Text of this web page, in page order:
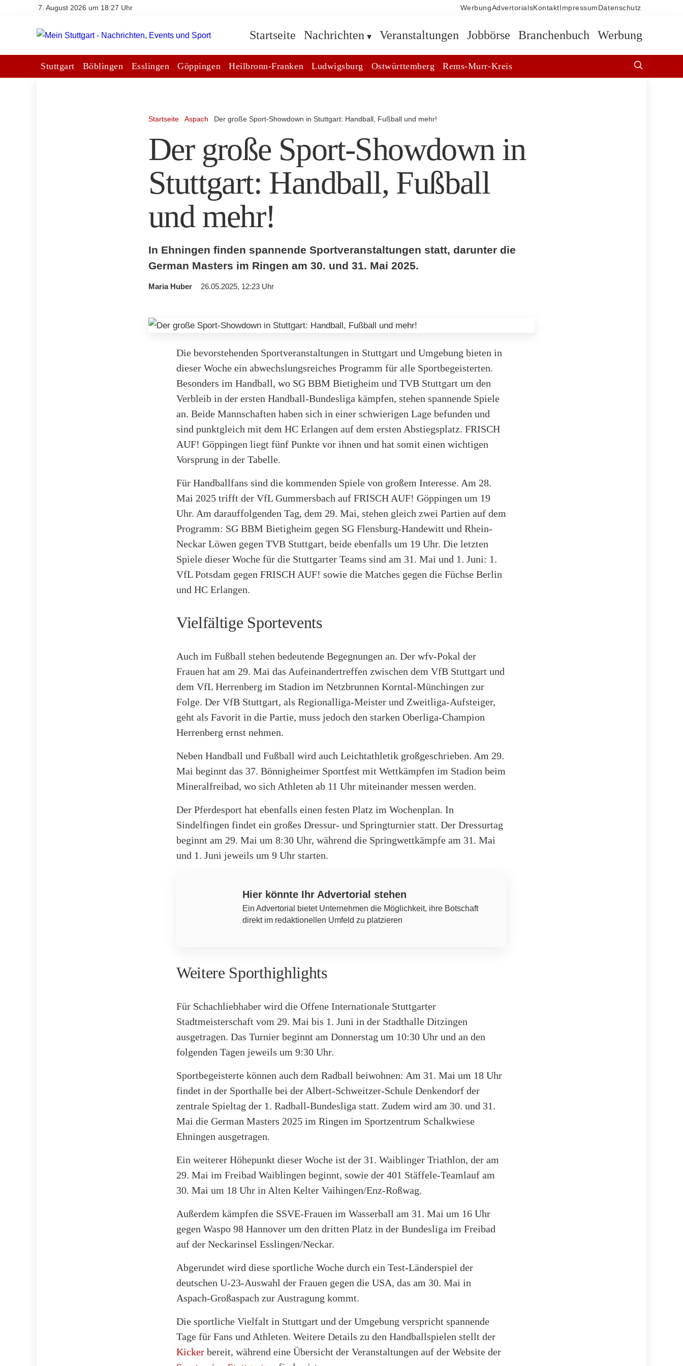
7. August 2026 um 18:27 Uhr WerbungAdvertorialsKontakt Impressum Datenschutz
Startseite Nachrichten Veranstaltungen Jobbörse Branchenbuch Werbung
Stuttgart Böblingen Esslingen Göppingen Heilbronn-Franken Ludwigsburg Ostwürttemberg Rems-Murr-Kreis
Startseite Aspach Der große Sport-Showdown in Stuttgart: Handball, Fußball und mehr!
Der große Sport-Showdown in
Stuttgart: Handball, Fußball
und mehr!
In Ehningen finden spannende Sportveranstaltungen statt, darunter die
German Masters im Ringen am 30. und 31. Mai 2025.
Maria Huber 26.05.2025, 12:23 Uhr
Die bevorstehenden Sportveranstaltungen in Stuttgart und Umgebung bieten in
dieser Woche ein abwechslungsreiches Programm für alle Sportbegeisterten.
Besonders im Handball, wo SG BBM Bietigheim und TVB Stuttgart um den
Verbleib in der ersten Handball-Bundesliga kämpfen, stehen spannende Spiele
an. Beide Mannschaften haben sich in einer schwierigen Lage befunden und
sind punktgleich mit dem HC Erlangen auf dem ersten Abstiegsplatz. FRISCH
AUF! Göppingen liegt fünf Punkte vor ihnen und hat somit einen wichtigen
Vorsprung in der Tabelle.
Für Handballfans sind die kommenden Spiele von großem Interesse. Am 28.
Mai 2025 trifft der VfL Gummersbach auf FRISCH AUF! Göppingen um 19
Uhr. Am darauffolgenden Tag, dem 29. Mai, stehen gleich zwei Partien auf dem
Programm: SG BBM Bietigheim gegen SG Flensburg-Handewitt und Rhein-
Neckar Löwen gegen TVB Stuttgart, beide ebenfalls um 19 Uhr. Die letzten
Spiele dieser Woche für die Stuttgarter Teams sind am 31. Mai und 1. Juni: 1.
VfL Potsdam gegen FRISCH AUF! sowie die Matches gegen die Füchse Berlin
und HC Erlangen.
Vielfältige Sportevents
Auch im Fußball stehen bedeutende Begegnungen an. Der wfv-Pokal der
Frauen hat am 29. Mai das Aufeinandertreffen zwischen dem VfB Stuttgart und
dem VfL Herrenberg im Stadion im Netzbrunnen Korntal-Münchingen zur
Folge. Der VfB Stuttgart, als Regionalliga-Meister und Zweitliga-Aufsteiger,
geht als Favorit in die Partie, muss jedoch den starken Oberliga-Champion
Herrenberg ernst nehmen.
Neben Handball und Fußball wird auch Leichtathletik großgeschrieben. Am 29.
Mai beginnt das 37. Bönnigheimer Sportfest mit Wettkämpfen im Stadion beim
Mineralfreibad, wo sich Athleten ab 11 Uhr miteinander messen werden.
Der Pferdesport hat ebenfalls einen festen Platz im Wochenplan. In
Sindelfingen findet ein großes Dressur- und Springturnier statt. Der Dressurtag
beginnt am 29. Mai um 8:30 Uhr, während die Springwettkämpfe am 31. Mai
und 1. Juni jeweils um 9 Uhr starten.
Hier könnte Ihr Advertorial stehen
Ein Advertorial bietet Unternehmen die Möglichkeit, ihre Botschaft
direkt im redaktionellen Umfeld zu platzieren
Weitere Sporthighlights
Für Schachliebhaber wird die Offene Internationale Stuttgarter
Stadtmeisterschaft vom 29. Mai bis 1. Juni in der Stadthalle Ditzingen
ausgetragen. Das Turnier beginnt am Donnerstag um 10:30 Uhr und an den
folgenden Tagen jeweils um 9:30 Uhr.
Sportbegeisterte können auch dem Radball beiwohnen: Am 31. Mai um 18 Uhr
findet in der Sporthalle bei der Albert-Schweitzer-Schule Denkendorf der
zentrale Spieltag der 1. Radball-Bundesliga statt. Zudem wird am 30. und 31.
Mai die German Masters 2025 im Ringen im Sportzentrum Schalkwiese
Ehningen ausgetragen.
Ein weiterer Höhepunkt dieser Woche ist der 31. Waiblinger Triathlon, der am
29. Mai im Freibad Waiblingen beginnt, sowie der 401 Stäffele-Teamlauf am
30. Mai um 18 Uhr in Alten Kelter Vaihingen/Enz-Roßwag.
Außerdem kämpfen die SSVE-Frauen im Wasserball am 31. Mai um 16 Uhr
gegen Waspo 98 Hannover um den dritten Platz in der Bundesliga im Freibad
auf der Neckarinsel Esslingen/Neckar.
Abgerundet wird diese sportliche Woche durch ein Test-Länderspiel der
deutschen U-23-Auswahl der Frauen gegen die USA, das am 30. Mai in
Aspach-Großaspach zur Austragung kommt.
Die sportliche Vielfalt in Stuttgart und der Umgebung verspricht spannende
Tage für Fans und Athleten. Weitere Details zu den Handballspielen stellt der
Kicker bereit, während eine Übersicht der Veranstaltungen auf der Website der